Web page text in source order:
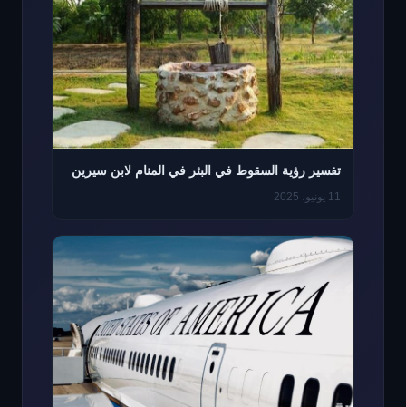
تفسير رؤية السقوط في البئر في المنام لابن سيرين
11 يونيو، 2025